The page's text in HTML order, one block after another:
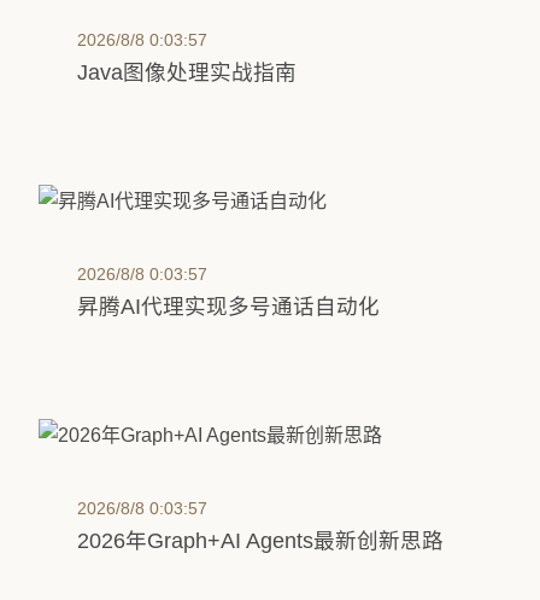
2026/8/8 0:03:57
Java图像处理实战指南
2026/8/8 0:03:57
昇腾AI代理实现多号通话自动化
2026/8/8 0:03:57
2026年Graph+AI Agents最新创新思路